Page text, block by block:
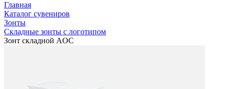
Главная
Каталог сувениров
Зонты
Складные зонты с логотипом
Зонт складной AOC